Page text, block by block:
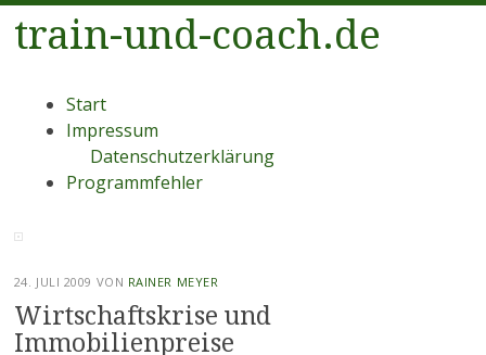
train-und-coach.de
Menü
Zum
Inhalt
Start
Impressum
Datenschutzerklärung
Programmfehler
24. JULI 2009 VON RAINER MEYER
Wirtschaftskrise und
Immobilienpreise